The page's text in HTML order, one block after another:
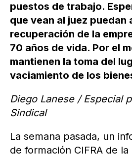
puestos de trabajo.
que vean al juez puedan
recuperación de la
70 años de vida. Por el
mantienen la toma del
vaciamiento de los
Diego Lanese / Especial
Sindical
La semana pasada, un
de formación CIFRA de la